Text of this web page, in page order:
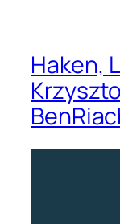
Haken,